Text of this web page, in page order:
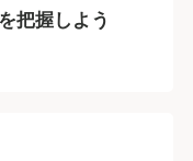
把握しよう